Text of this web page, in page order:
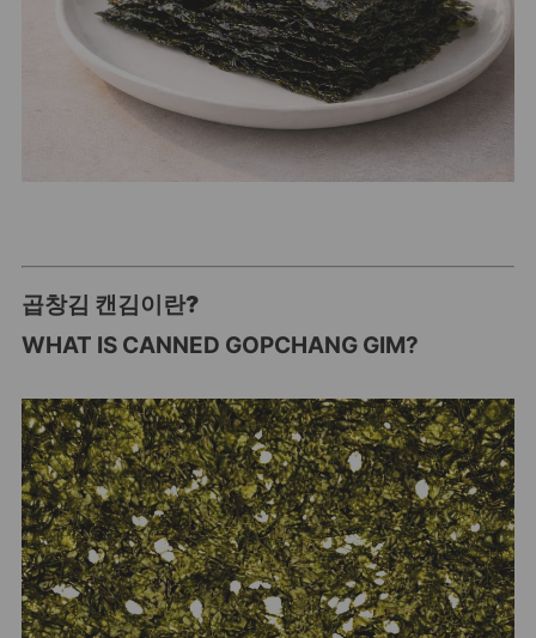
곱창김 캔김이란?
WHAT IS CANNED GOPCHANG GIM?